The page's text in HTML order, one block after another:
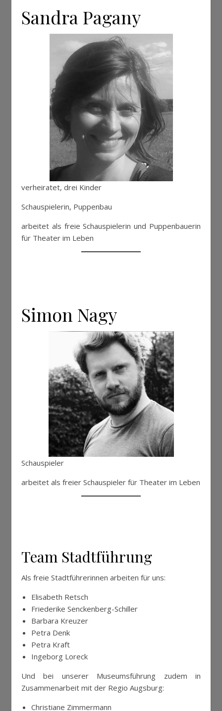
Sandra Pagany
verheiratet, drei Kinder
Schauspielerin, Puppenbau
arbeitet als freie Schauspielerin und Puppenbauerin
für Theater im Leben
Simon Nagy
Schauspieler
arbeitet als freier Schauspieler für Theater im Leben
Team Stadtführung
Als freie Stadtführerinnen arbeiten für uns:
Elisabeth Retsch
Friederike Senckenberg-Schiller
Barbara Kreuzer
Petra Denk
Petra Kraft
Ingeborg Loreck
Und bei unserer Museumsführung zudem in
Zusammenarbeit mit der Regio Augsburg:
Christiane Zimmermann